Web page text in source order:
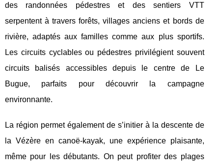
des randonnées pédestres et des sentiers VTT
serpentent à travers forêts, villages anciens et bords de
rivière, adaptés aux familles comme aux plus sportifs.
Les circuits cyclables ou pédestres privilégient souvent
circuits balisés accessibles depuis le centre de Le
Bugue, parfaits pour découvrir la campagne
environnante.
La région permet également de s’initier à la descente de
la Vézère en canoë-kayak, une expérience plaisante,
même pour les débutants. On peut profiter des plages